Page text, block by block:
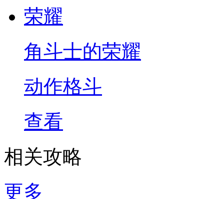
角斗士的荣耀
动作格斗
查看
相关攻略
更多